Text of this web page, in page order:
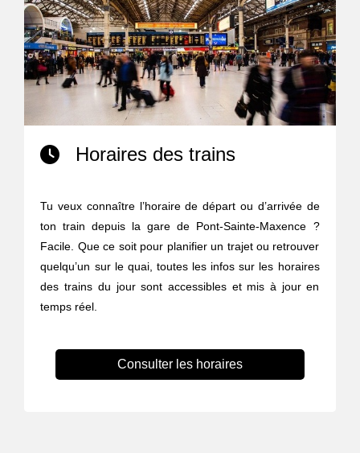
Horaires des trains
Tu veux connaître l’horaire de départ ou d’arrivée de
ton train depuis la gare de Pont-Sainte-Maxence ?
Facile. Que ce soit pour planifier un trajet ou retrouver
quelqu’un sur le quai, toutes les infos sur les horaires
des trains du jour sont accessibles et mis à jour en
temps réel.
Consulter les horaires